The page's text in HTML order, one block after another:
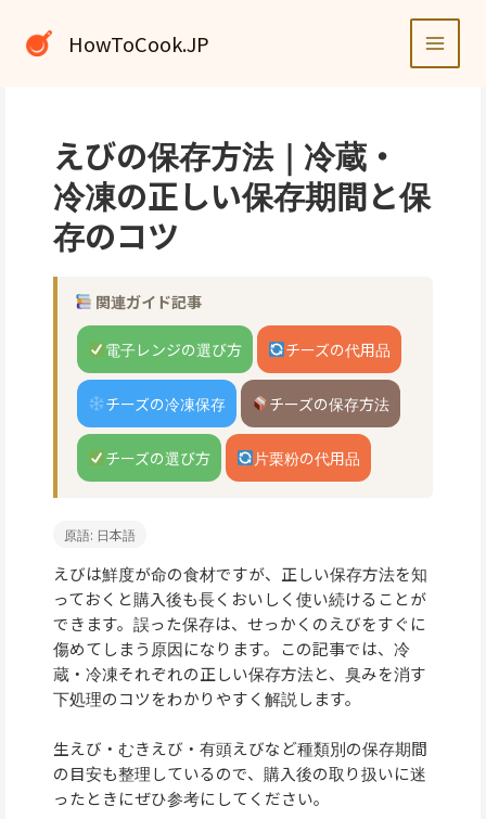
HowToCook.JP
えびの保存方法｜冷蔵・
冷凍の正しい保存期間と保
存のコツ
関連ガイド記事
電子レンジの選び方 チーズの代用品
チーズの冷凍保存 チーズの保存方法
チーズの選び方 片栗粉の代用品
原語: 日本語
えびは鮮度が命の食材ですが、正しい保存方法を知
っておくと購入後も長くおいしく使い続けることが
できます。誤った保存は、せっかくのえびをすぐに
傷めてしまう原因になります。この記事では、冷
蔵・冷凍それぞれの正しい保存方法と、臭みを消す
下処理のコツをわかりやすく解説します。
生えび・むきえび・有頭えびなど種類別の保存期間
の目安も整理しているので、購入後の取り扱いに迷
ったときにぜひ参考にしてください。